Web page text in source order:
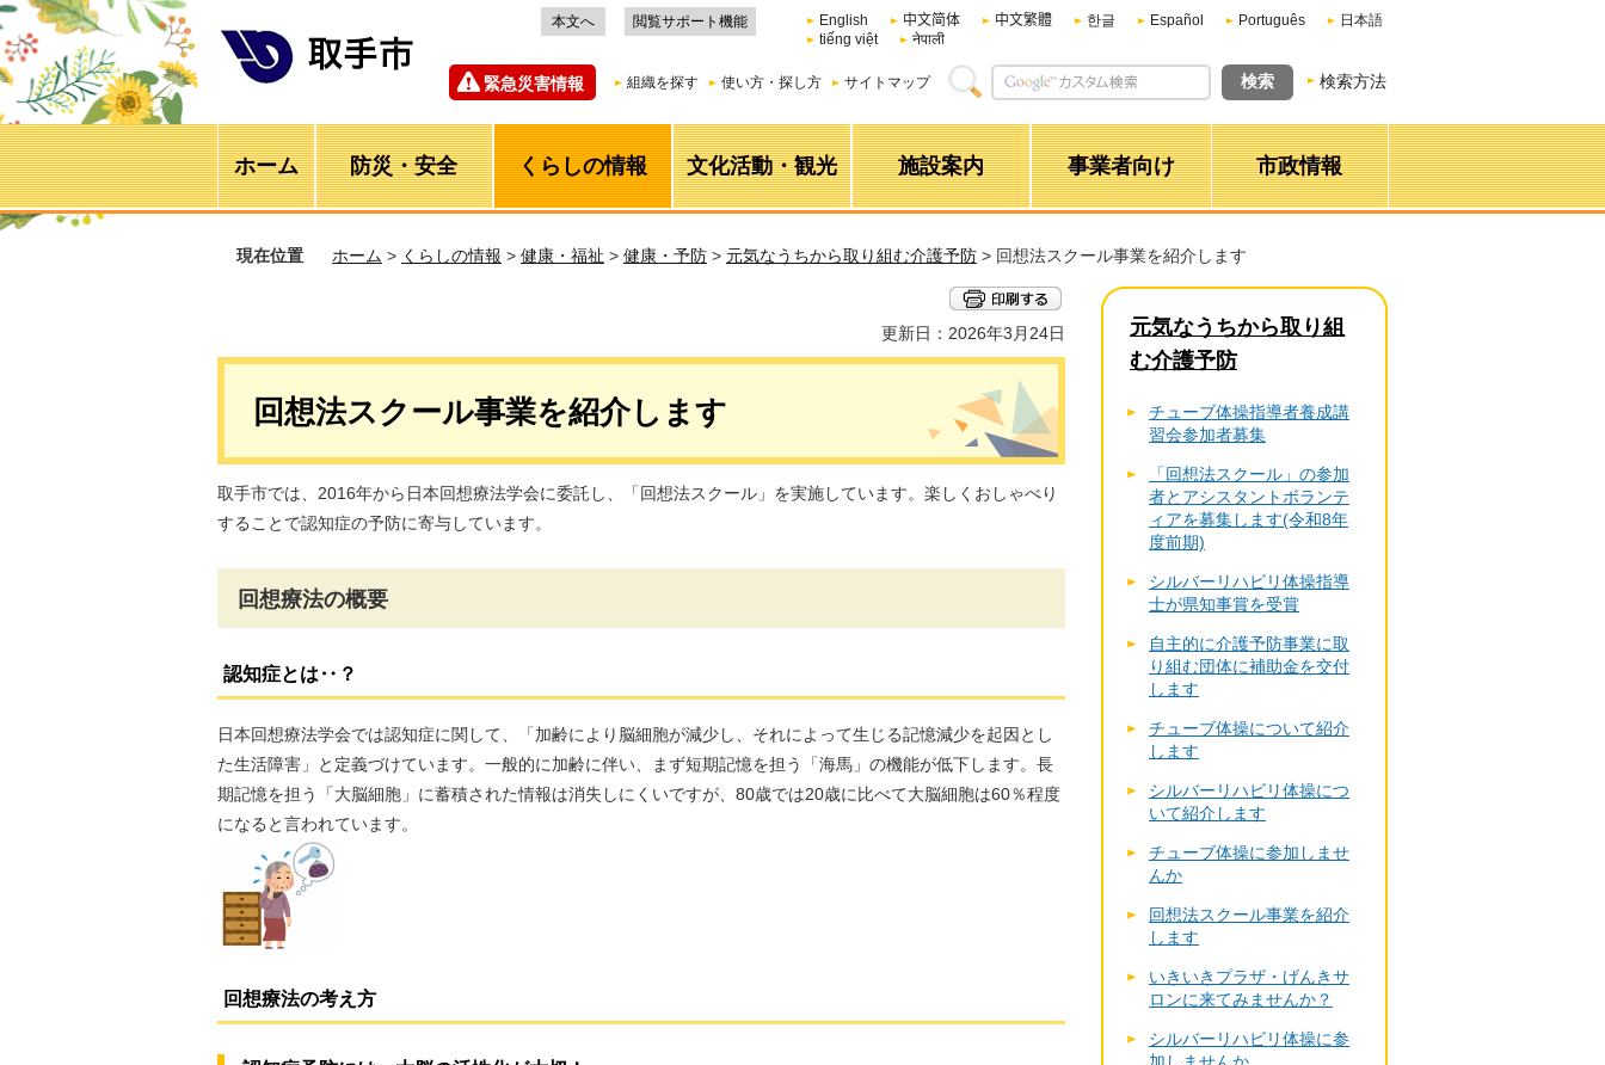
本文へ 閲覧サポート機能 English 中文简体 中文繁體 한글 Español Português
日本語
tiếng việt
नेपाली
緊急災害情報 組織を探す 使い方・探し方 サイトマップ 検索方法
ホーム 防災・安全 くらしの情報 文化活動・観光 施設案内 事業者向け 市政情報
現在位置 ホーム > くらしの情報 > 健康・福祉 > 健康・予防 > 元気なうちから取り組む介護予防 > 回想法スクール事業を紹介します
更新日：2026年3月24日
回想法スクール事業を紹介します
取手市では、2016年から日本回想療法学会に委託し、「回想法スクール」を実施しています。楽しくおしゃべり
することで認知症の予防に寄与しています。
回想療法の概要
認知症とは‥？
日本回想療法学会では認知症に関して、「加齢により脳細胞が減少し、それによって生じる記憶減少を起因とし
た生活障害」と定義づけています。一般的に加齢に伴い、まず短期記憶を担う「海馬」の機能が低下します。長
期記憶を担う「大脳細胞」に蓄積された情報は消失しにくいですが、80歳では20歳に比べて大脳細胞は60％程度
になると言われています。
回想療法の考え方
元気なうちから取り組
む介護予防
チューブ体操指導者養成講
習会参加者募集
「回想法スクール」の参加
者とアシスタントボランテ
ィアを募集します(令和8年
度前期)
シルバーリハビリ体操指導
士が県知事賞を受賞
自主的に介護予防事業に取
り組む団体に補助金を交付
します
チューブ体操について紹介
します
シルバーリハビリ体操につ
いて紹介します
チューブ体操に参加しませ
んか
回想法スクール事業を紹介
します
いきいきプラザ・げんきサ
ロンに来てみませんか？
シルバーリハビリ体操に参